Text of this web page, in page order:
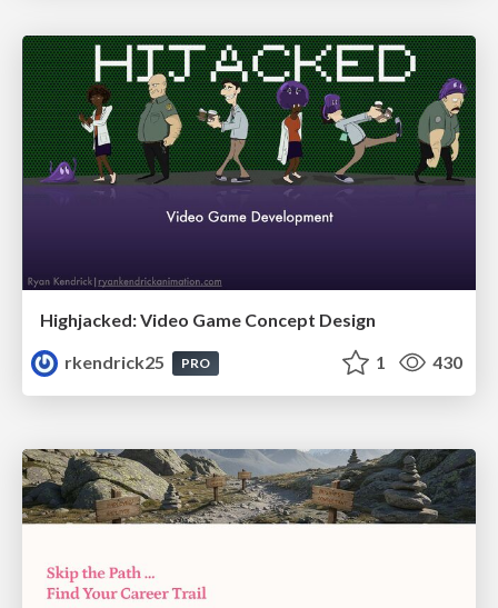
Highjacked: Video Game Concept Design
rkendrick25
PRO 1 430